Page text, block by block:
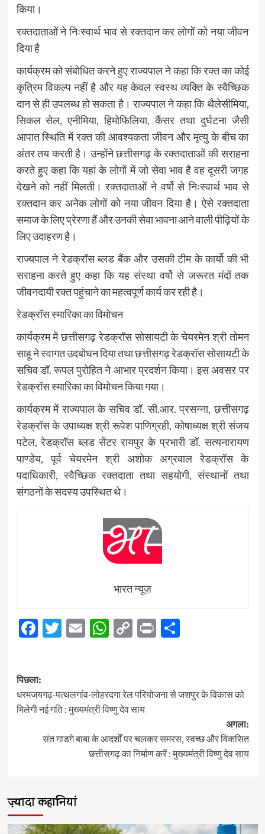
किया।
रक्तदाताओं ने निःस्वार्थ भाव से रक्तदान कर लोगों को नया जीवन
दिया है
कार्यक्रम को संबोधित करने हुए राज्यपाल ने कहा कि रक्त का कोई
कृत्रिम विकल्प नहीं है और यह केवल स्वस्थ व्यक्ति के स्वैच्छिक
दान से ही उपलब्ध हो सकता है। राज्यपाल ने कहा कि थैलेसीमिया,
सिकल सेल, एनीमिया, हिमोफिलिया, कैंसर तथा दुर्घटना जैसी
आपात स्थिति में रक्त की आवश्यकता जीवन और मृत्यु के बीच का
अंतर तय करती है। उन्होंने छत्तीसगढ़ के रक्तदाताओं की सराहना
करते हुए कहा कि यहां के लोगों में जो सेवा भाव है वह दूसरी जगह
देखने को नहीं मिलती। रक्तदाताओं ने वर्षो से निःस्वार्थ भाव से
रक्तदान कर अनेक लोगों को नया जीवन दिया है। ऐसे रक्तदाता
समाज के लिए प्रेरणा हैं और उनकी सेवा भावना आने वाली पीढ़ियों के
लिए उदाहरण है।
राज्यपाल ने रेडक्रॉस ब्लड बैंक और उसकी टीम के कार्यो की भी
सराहना करते हुए कहा कि यह संस्था वर्षो से जरूरत मंदों तक
जीवनदायी रक्त पहुंचाने का महत्वपूर्ण कार्य कर रही है।
रेडक्रॉस स्मारिका का विमोचन
कार्यक्रम में छत्तीसगढ़ रेडक्रॉस सोसायटी के चेयरमेन श्री तोमन
साहू ने स्वागत उदबोधन दिया तथा छत्तीसगढ़ रेडक्रॉस सोसायटी के
सचिव डॉ. रूपल पुरोहित ने आभार प्रदर्शन किया। इस अवसर पर
रेडक्रॉस स्मारिका का विमोचन किया गया।
कार्यक्रम में राज्यपाल के सचिव डॉ. सी.आर. प्रसन्ना, छत्तीसगढ़
रेडक्रॉस के उपाध्यक्ष श्री रूपेश पाणिग्रही, कोषाध्यक्ष श्री संजय
पटेल, रेडक्रॉस ब्लड सेंटर रायपुर के प्रभारी डॉ. सत्यनारायण
पाण्डेय, पूर्व चेयरमेन श्री अशोक अग्रवाल रेडक्रॉस के
पदाधिकारी, स्वैच्छिक रक्तदाता तथा सहयोगी, संस्थानों तथा
संगठनों के सदस्य उपस्थित थे।
भारत न्यूज़
Facebook
Twitter
EmailWhatsApp
Copy
PrintShare
पोस्ट
नेविगेशन
पिछला:
धरमजयगढ़-पत्थलगांव-लोहरदगा रेल परियोजना से जशपुर के विकास को
मिलेगी नई गति : मुख्यमंत्री विष्णु देव साय
अगला:
संत गाडगे बाबा के आदर्शों पर चलकर समरस, स्वच्छ और विकसित
छत्तीसगढ़ का निर्माण करें : मुख्यमंत्री विष्णु देव साय
ज़्यादा कहानियां